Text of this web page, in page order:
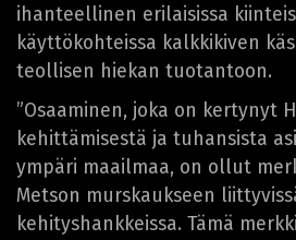
ihanteellinen erilaisissa
käyttökohteissa kalkkikiven
teollisen hiekan tuotantoon.
”Osaaminen, joka on kertynyt
kehittämisestä ja tuhansista
ympäri maailmaa, on ollut
Metson murskaukseen
kehityshankkeissa. Tämä